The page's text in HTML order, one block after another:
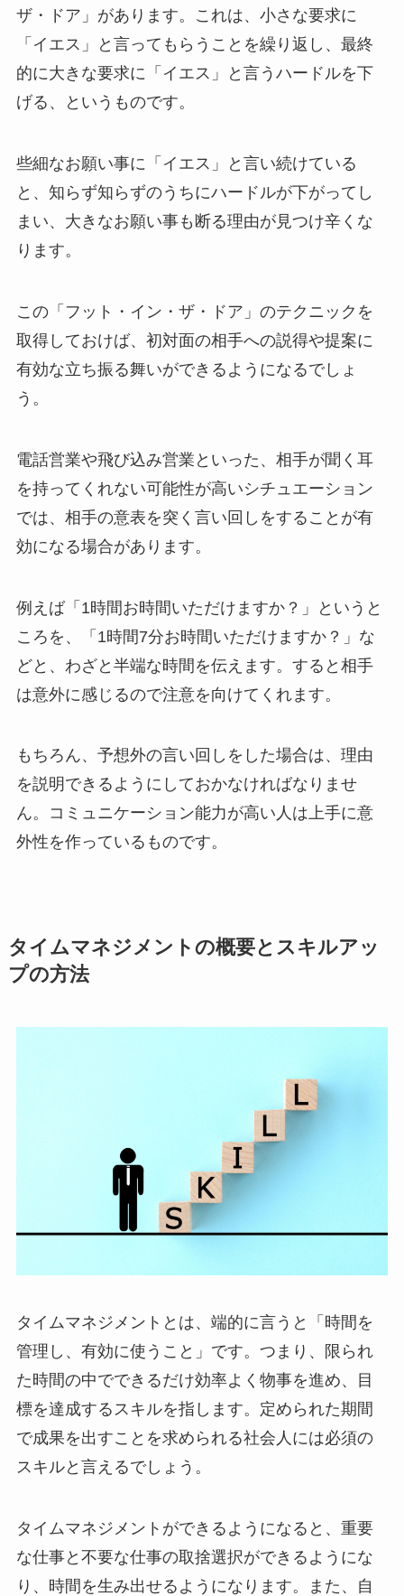
ザ・ドア」があります。これは、小さな要求に
「イエス」と言ってもらうことを繰り返し、最終
的に大きな要求に「イエス」と言うハードルを下
げる、というものです。
些細なお願い事に「イエス」と言い続けている
と、知らず知らずのうちにハードルが下がってし
まい、大きなお願い事も断る理由が見つけ辛くな
ります。
この「フット・イン・ザ・ドア」のテクニックを
取得しておけば、初対面の相手への説得や提案に
有効な立ち振る舞いができるようになるでしょ
う。
電話営業や飛び込み営業といった、相手が聞く耳
を持ってくれない可能性が高いシチュエーション
では、相手の意表を突く言い回しをすることが有
効になる場合があります。
例えば「1時間お時間いただけますか？」というと
ころを、「1時間7分お時間いただけますか？」な
どと、わざと半端な時間を伝えます。すると相手
は意外に感じるので注意を向けてくれます。
もちろん、予想外の言い回しをした場合は、理由
を説明できるようにしておかなければなりませ
ん。コミュニケーション能力が高い人は上手に意
外性を作っているものです。
タイムマネジメントの概要とスキルアッ
プの方法
タイムマネジメントとは、端的に言うと「時間を
管理し、有効に使うこと」です。つまり、限られ
た時間の中でできるだけ効率よく物事を進め、目
標を達成するスキルを指します。定められた期間
で成果を出すことを求められる社会人には必須の
スキルと言えるでしょう。
タイムマネジメントができるようになると、重要
な仕事と不要な仕事の取捨選択ができるようにな
り、時間を生み出せるようになります。また、自